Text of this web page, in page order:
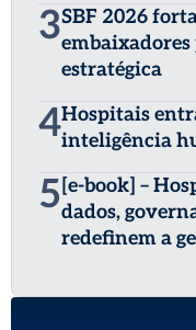
3SBF 2026
estratégica
4Hospitais
inteligência
5 [e-book] –
dados,
redefinem a